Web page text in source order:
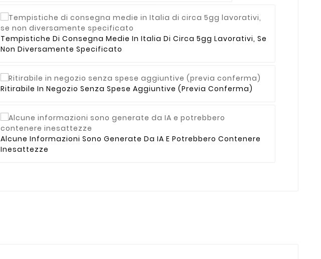
Tempistiche Di Consegna Medie In Italia Di Circa 5gg Lavorativi, Se
Non Diversamente Specificato
Ritirabile In Negozio Senza Spese Aggiuntive (previa Conferma)
Alcune Informazioni Sono Generate Da IA E Potrebbero Contenere
Inesattezze